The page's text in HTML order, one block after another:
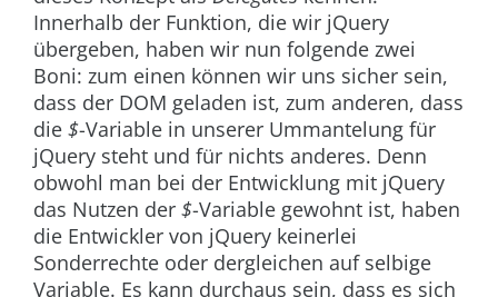
Innerhalb der Funktion, die wir jQuery
übergeben, haben wir nun folgende zwei
Boni: zum einen können wir uns sicher sein,
dass der DOM geladen ist, zum anderen, dass
die $-Variable in unserer Ummantelung für
jQuery steht und für nichts anderes. Denn
obwohl man bei der Entwicklung mit jQuery
das Nutzen der $-Variable gewohnt ist, haben
die Entwickler von jQuery keinerlei
Sonderrechte oder dergleichen auf selbige
Variable. Es kann durchaus sein, dass es sich